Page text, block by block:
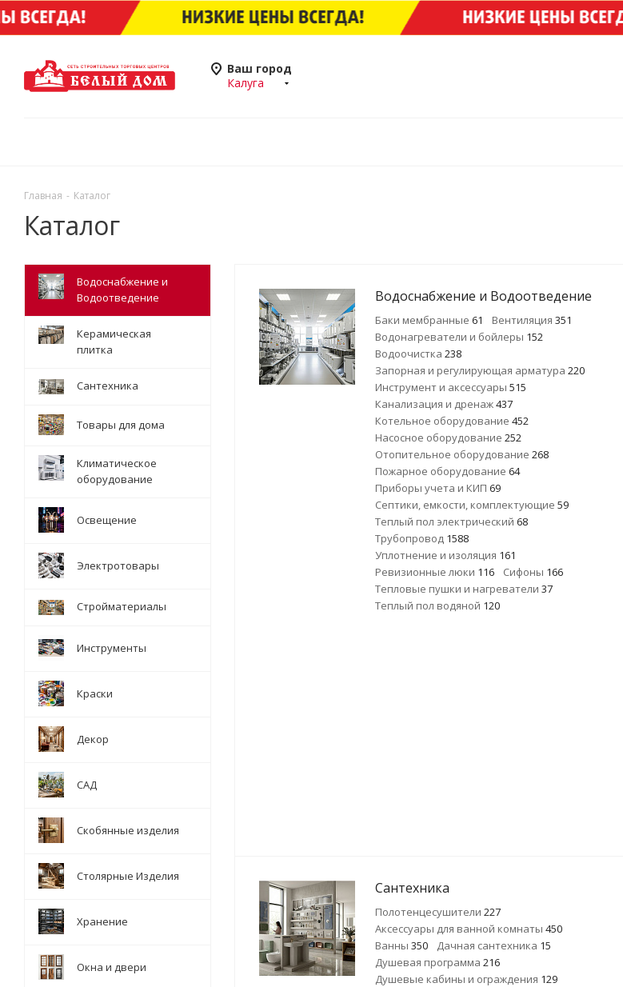
Ваш город
Калуга
Главная - Каталог
Каталог
Водоснабжение и Водоотведение
Баки мембранные 61 Вентиляция 351
Водонагреватели и бойлеры 152
Водоочистка 238
Запорная и регулирующая арматура 220
Инструмент и аксессуары 515
Канализация и дренаж437
Котельное оборудование 452
Насосное оборудование 252
Отопительное оборудование 268
Пожарное оборудование 64
Приборы учета и КИП 69
Септики, емкости, комплектующие 59
Теплый пол электрический 68
Трубопровод 1588
Уплотнение и изоляция 161
Ревизионные люки 116 Сифоны 166
Тепловые пушки и нагреватели 37
Теплый пол водяной 120
Сантехника
Полотенцесушители 227
Аксессуары для ванной комнаты 450
Ванны 350 Дачная сантехника 15
Душевая программа 216
Душевые кабины и ограждения 129
Водоснабжение и
Водоотведение
Керамическая
плитка
Сантехника
Товары для дома
Климатическое
оборудование
Освещение
Электротовары
Стройматериалы
Инструменты
Краски
Декор
САД
Скобянные изделия
Столярные Изделия
Хранение
Окна и двери